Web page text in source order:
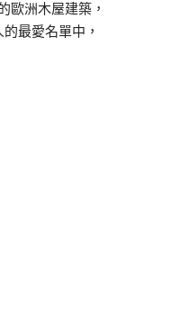
歐洲木屋建築，
最愛名單中，